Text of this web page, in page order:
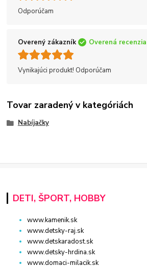
Odporúčam
Overený zákazník Overená recenzia
Vynikajúci produkt! Odporúčam
Tovar zaradený v kategóriách
Nabíjačky
DETI, ŠPORT, HOBBY
www.kamenik.sk
www.detsky-raj.sk
www.detskaradost.sk
www.detsky-hrdina.sk
www.domaci-milacik.sk